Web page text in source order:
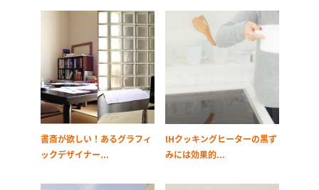
書斎が欲しい！あるグラフィ
ックデザイナー...
IHクッキングヒーターの黒ず
みには効果的...